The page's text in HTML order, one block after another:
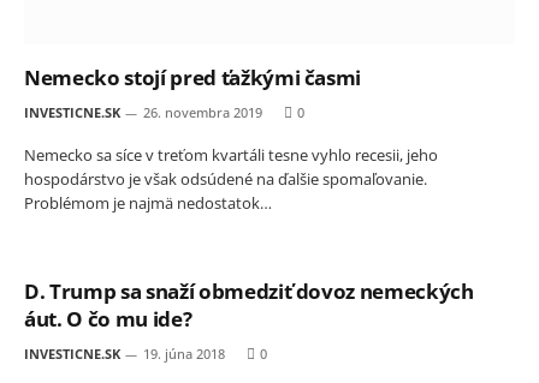
Nemecko stojí pred ťažkými časmi
INVESTICNE.SK 26. novembra 2019 0
Nemecko sa síce v treťom kvartáli tesne vyhlo recesii, jeho
hospodárstvo je však odsúdené na ďalšie spomaľovanie.
Problémom je najmä nedostatok…
D. Trump sa snaží obmedziť dovoz nemeckých
áut. O čo mu ide?
INVESTICNE.SK 19. júna 2018 0